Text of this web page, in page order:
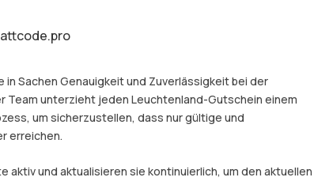
Sachen Genauigkeit und Zuverlässigkeit bei der
Team unterzieht jeden Leuchtenland-Gutschein einem
um sicherzustellen, dass nur gültige und
erreichen.
aktiv und aktualisieren sie kontinuierlich, um den aktuellen